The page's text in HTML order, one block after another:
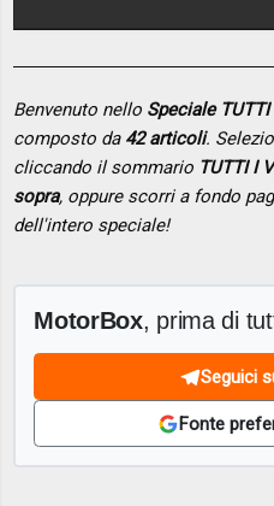
Benvenuto nello Speciale TUTTI
composto da 42 articoli.
cliccando il sommario TUTTI I
sopra, oppure scorri a fondo
dell'intero speciale!
MotorBox, prima di
Seguici
Fonte